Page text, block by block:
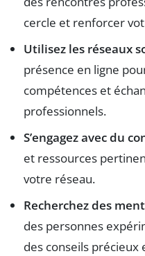
cercle et renforcer
Utilisez les réseaux
présence en ligne
compétences et
professionnels.
S’engagez avec du
et ressources
votre réseau.
Recherchez des
des personnes
des conseils